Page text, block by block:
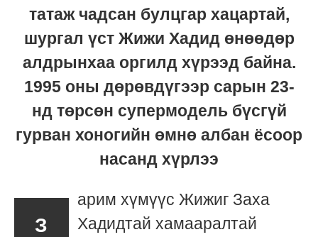
татаж чадсан булцгар хацартай,
шургал үст Жижи Хадид өнөөдөр
алдрынхаа оргилд хүрээд байна.
1995 оны дөрөвдүгээр сарын 23-
нд төрсөн супермодель бүсгүй
гурван хоногийн өмнө албан ёсоор
насанд хүрлээ
З
арим хүмүүс Жижиг Заха
Хадидтай хамааралтай